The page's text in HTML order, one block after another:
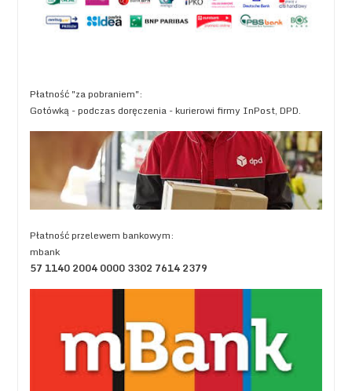
Płatność "za pobraniem":
Gotówką - podczas doręczenia - kurierowi firmy InPost, DPD.
Płatność przelewem bankowym:
mbank
57 1140 2004 0000 3302 7614 2379